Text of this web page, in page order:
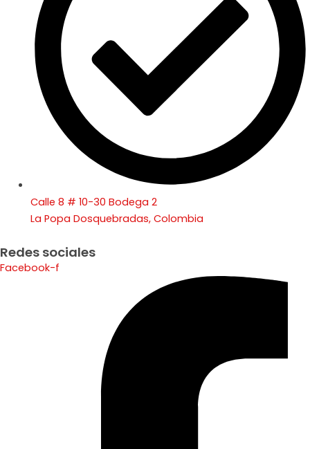
Calle 8 # 10-30 Bodega 2
La Popa Dosquebradas, Colombia
Redes sociales
Facebook-f